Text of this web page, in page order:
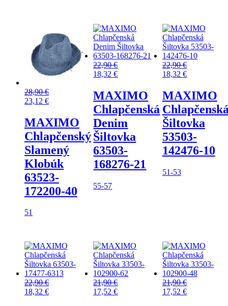
28,90€
23,12 €
MAXIMO
Chlapčenský
Slamený
Klobúk
63523-
172200-40
51
22,90€
18,32€
MAXIMO
Chlapčenská
Denim
Šiltovka
63503-
168276-21
55-57
22,90€
18,32 €
MAXIMO
Šiltovka
53503-
142476-10
51-53
22,90€
18,32 €
21,90€
17,52€
21,90€
17,52 €